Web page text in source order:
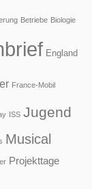
Betriebe Biologie
England
France-Mobil
ISS Jugend
Musical
Projekttage